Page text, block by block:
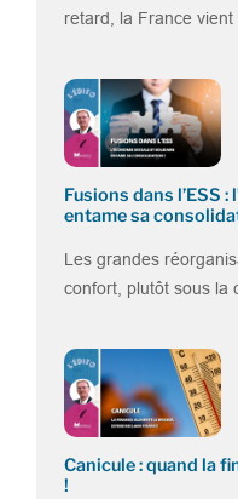
retard, la France vient
Fusions dans l’ESS
entame sa
Les grandes
confort, plutôt sous la
Canicule : quand la
!